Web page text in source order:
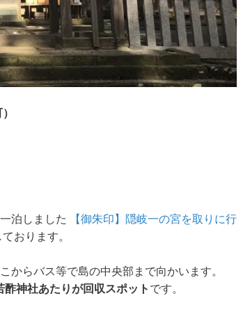
）
泊しました
【御朱印】隠岐一の宮を取りに行
おります。
からバス等で島の中央部まで向かいます。
酢神社あたりが回収スポット です。